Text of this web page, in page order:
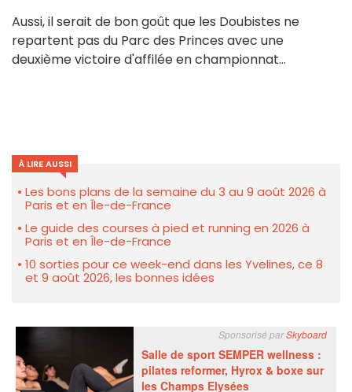
Aussi, il serait de bon goût que les Doubistes ne
repartent pas du Parc des Princes avec une
deuxième victoire d'affilée en championnat...
À LIRE AUSSI
Les bons plans de la semaine du 3 au 9 août 2026 à
Paris et en Île-de-France
Le guide des courses à pied et running en 2026 à
Paris et en Île-de-France
10 sorties pour ce week-end dans les Yvelines, ce 8
et 9 août 2026, les bonnes idées